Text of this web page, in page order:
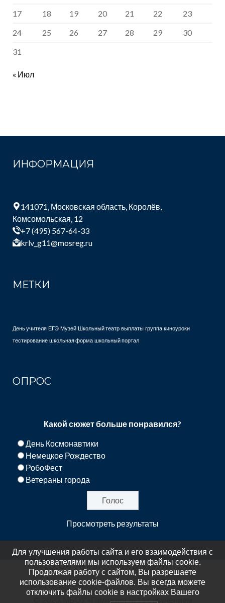
17
18 19 20 21 22
23
24
25 26 27 28 29
30
31
« Июл
ИНФОРМАЦИЯ
141071, Московская область, Королёв,
Комсомольская, 12
+7 (495) 567-64-33
krlv_g11@mosreg.ru
МЕТКИ
День учителя ЕГЭ Музей Школьный театр выплаты группа киноуроки
тестирование школьная форма школьный портал
ОПРОС
Какой сюжет больше понравился?
День Космонавтики
Немецкое Рождество
РобоФест
Ветераны города
Просмотреть результаты
© 2020, МБОУ «Гимназия №11 с изучением
Для улучшения работы сайта и его взаимодействия с
пользователями мы используем файлы cookie.
Продолжая работу с сайтом, Вы разрешаете
использование cookie-файлов. Вы всегда можете
отключить файлы cookie в настройках Вашего